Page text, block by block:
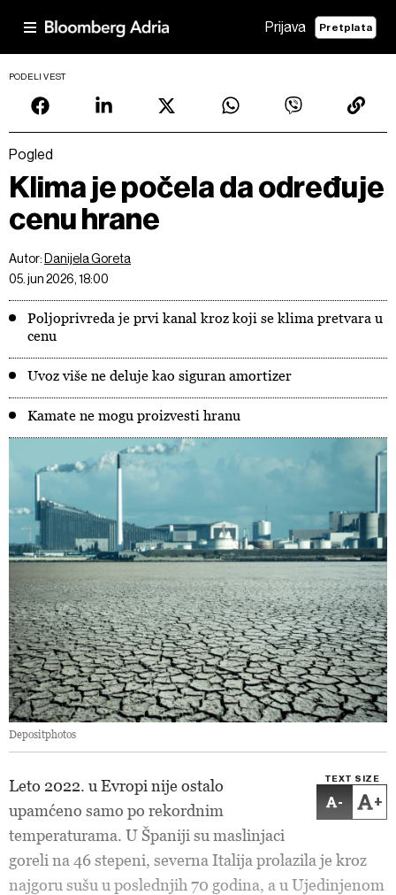
Prijava Pretplata
PODELI VEST
Pogled
Klima je počela da određuje
cenu hrane
Autor: Danijela Goreta
05. jun 2026, 18:00
Poljoprivreda je prvi kanal kroz koji se klima pretvara u
cenu
Uvoz više ne deluje kao siguran amortizer
Kamate ne mogu proizvesti hranu
Depositphotos
TEXT SIZE
- +
Leto 2022. u Evropi nije ostalo
upamćeno samo po rekordnim
temperaturama. U Španiji su maslinjaci
goreli na 46 stepeni, severna Italija prolazila je kroz
najgoru sušu u poslednjih 70 godina, a u Ujedinjenom